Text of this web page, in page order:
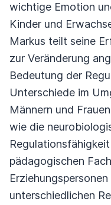
wichtige Emotion
Kinder und
Markus teilt seine
zur Veränderung
Bedeutung der
Unterschiede im
Männern und
wie die
pädagogischen
unterschiedlichen